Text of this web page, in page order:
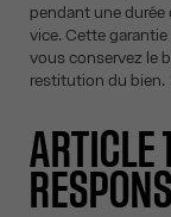
pendant une durée
vice. Cette
vous conservez le
restitution du bien.
ARTICLE